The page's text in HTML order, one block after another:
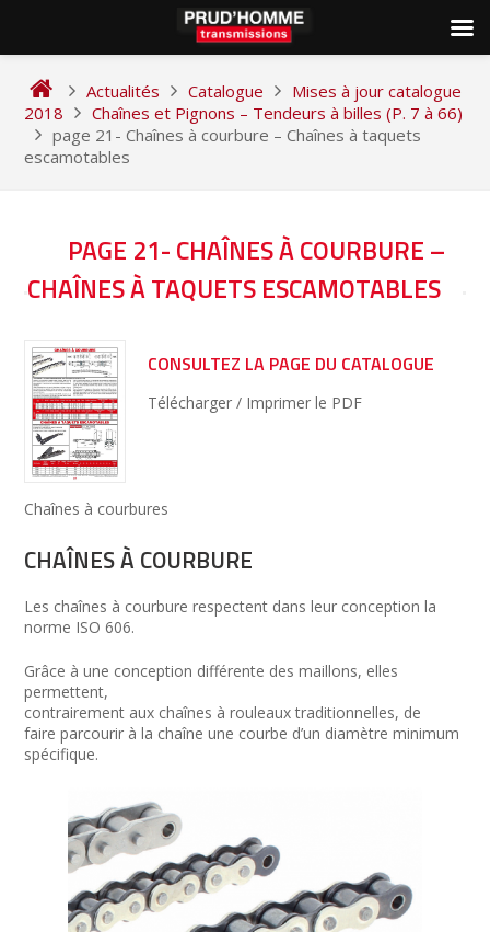
content
Actualités Catalogue
Mises à jour catalogue
2018
Chaînes et Pignons – Tendeurs à billes (P. 7 à 66)
page 21- Chaînes à courbure – Chaînes à taquets
escamotables
PAGE 21- CHAÎNES À COURBURE –
CHAÎNES À TAQUETS ESCAMOTABLES
CONSULTEZ LA PAGE DU CATALOGUE
Télécharger / Imprimer le PDF
Chaînes à courbures
CHAÎNES À COURBURE
Les chaînes à courbure respectent dans leur conception la
norme ISO 606.
Grâce à une conception différente des maillons, elles
permettent,
contrairement aux chaînes à rouleaux traditionnelles, de
faire parcourir à la chaîne une courbe d’un diamètre minimum
spécifique.
NAVIGATION
DE